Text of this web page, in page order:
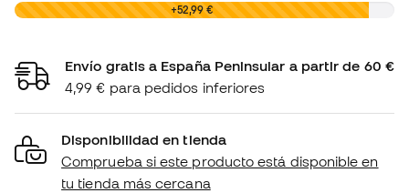
0,00 € +52,99 €
Envío gratis a España Peninsular a partir de 60 €
4,99 € para pedidos inferiores
Disponibilidad en tienda
Comprueba si este producto está disponible en
tu tienda más cercana